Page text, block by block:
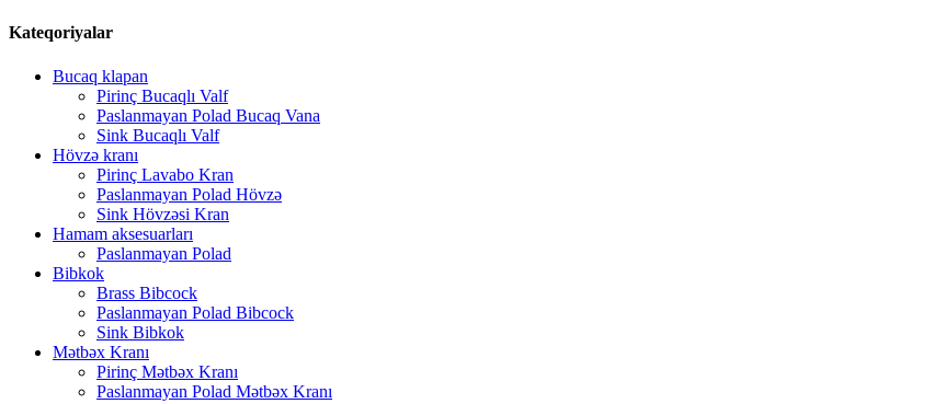
Kateqoriyalar
Bucaq klapan
Pirinç Bucaqlı Valf
Paslanmayan Polad Bucaq Vana
Sink Bucaqlı Valf
Hövzə kranı
Pirinç Lavabo Kran
Paslanmayan Polad Hövzə
Sink Hövzəsi Kran
Hamam aksesuarları
Paslanmayan Polad
Bibkok
Brass Bibcock
Paslanmayan Polad Bibcock
Sink Bibkok
Mətbəx Kranı
Pirinç Mətbəx Kranı
Paslanmayan Polad Mətbəx Kranı